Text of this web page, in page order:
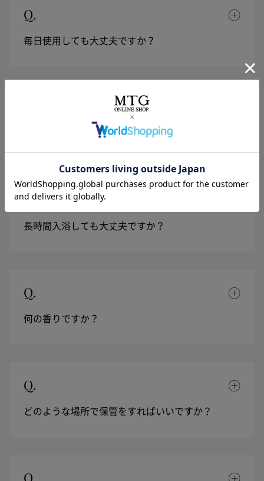
Q.
毎日使用しても大丈夫ですか？
1回の使用量を教えてください。
Q.
長時間入浴しても大丈夫ですか？
Q.
何の香りですか？
Q.
どのような場所で保管をすればいいですか？